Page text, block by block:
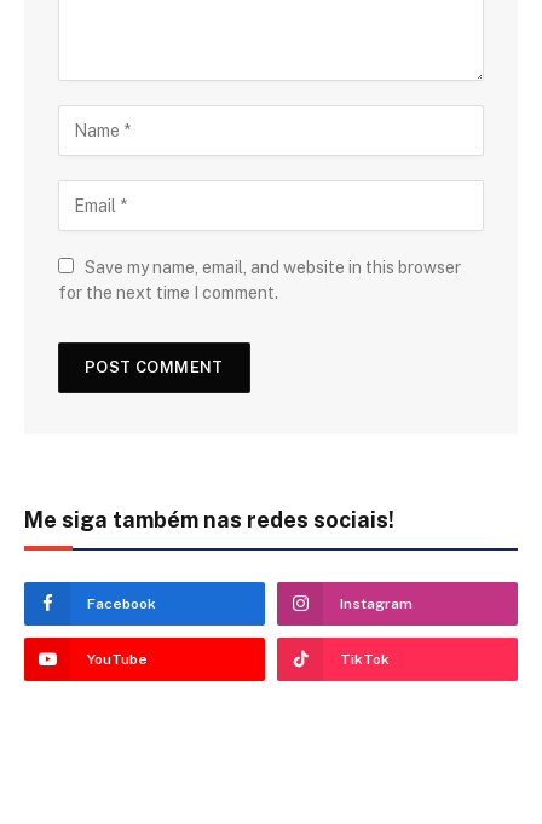
Save my name, email, and website in this browser
for the next time I comment.
Me siga também nas redes sociais!
Facebook Instagram
YouTube TikTok